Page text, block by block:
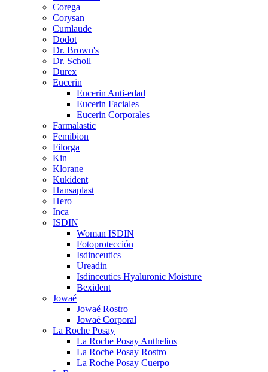
Corega
Corysan
Cumlaude
Dodot
Dr. Brown's
Dr. Scholl
Durex
Eucerin
Eucerin Anti-edad
Eucerin Faciales
Eucerin Corporales
Farmalastic
Femibion
Filorga
Kin
Klorane
Kukident
Hansaplast
Hero
Inca
ISDIN
Woman ISDIN
Fotoprotección
Isdinceutics
Ureadin
Isdinceutics Hyaluronic Moisture
Bexident
Jowaé
Jowaé Rostro
Jowaé Corporal
La Roche Posay
La Roche Posay Anthelios
La Roche Posay Rostro
La Roche Posay Cuerpo